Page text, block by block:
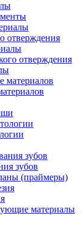
отверждения
отверждения
зубов
(праймеры)